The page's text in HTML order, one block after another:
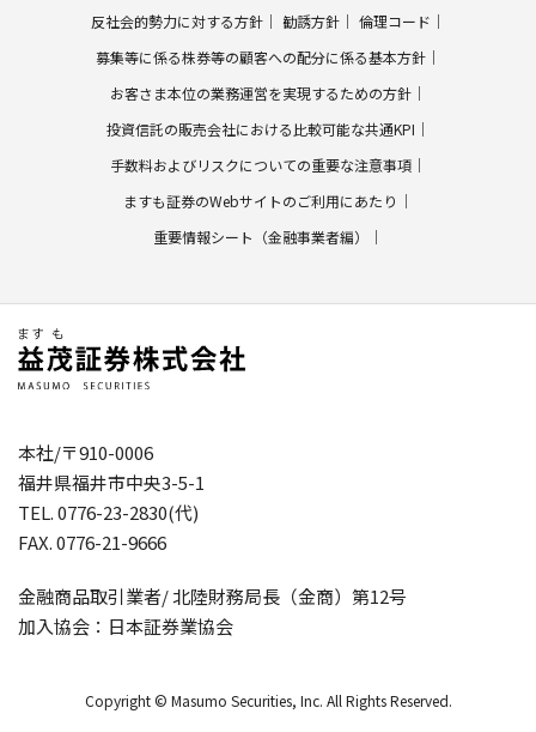
反社会的勢力に対する方針
勧誘方針
倫理コード
募集等に係る株券等の顧客への配分に係る基本方針
お客さま本位の業務運営を実現するための方針
投資信託の販売会社における比較可能な共通KPI
手数料およびリスクについての重要な注意事項
ますも証券のWebサイトのご利用にあたり
重要情報シート（金融事業者編）
本社/〒910-0006
福井県福井市中央3-5-1
TEL. 0776-23-2830(代)
FAX. 0776-21-9666
金融商品取引業者/ 北陸財務局長（金商）第12号
加入協会：日本証券業協会
Copyright © Masumo Securities, Inc. All Rights Reserved.